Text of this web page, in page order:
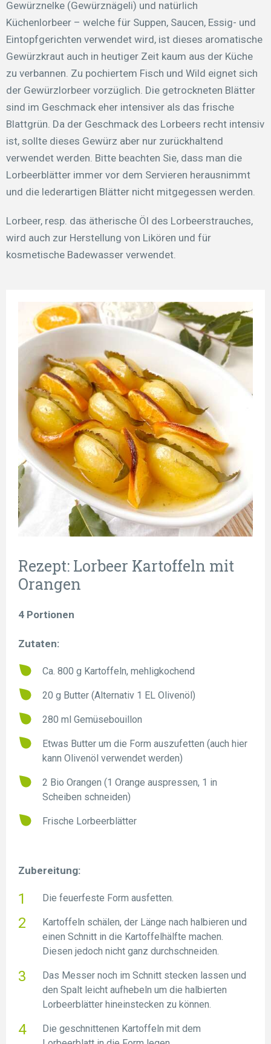
Gewürznelke (Gewürznägeli) und natürlich
Küchenlorbeer – welche für Suppen, Saucen, Essig- und
Eintopfgerichten verwendet wird, ist dieses aromatische
Gewürzkraut auch in heutiger Zeit kaum aus der Küche
zu verbannen. Zu pochiertem Fisch und Wild eignet sich
der Gewürzlorbeer vorzüglich. Die getrockneten Blätter
sind im Geschmack eher intensiver als das frische
Blattgrün. Da der Geschmack des Lorbeers recht intensiv
ist, sollte dieses Gewürz aber nur zurückhaltend
verwendet werden. Bitte beachten Sie, dass man die
Lorbeerblätter immer vor dem Servieren herausnimmt
und die lederartigen Blätter nicht mitgegessen werden.
Lorbeer, resp. das ätherische Öl des Lorbeerstrauches,
wird auch zur Herstellung von Likören und für
kosmetische Badewasser verwendet.
Rezept: Lorbeer Kartoffeln mit
Orangen
4 Portionen
Zutaten:
Ca. 800 g Kartoffeln, mehligkochend
20 g Butter (Alternativ 1 EL Olivenöl)
280 ml Gemüsebouillon
Etwas Butter um die Form auszufetten (auch hier
kann Olivenöl verwendet werden)
2 Bio Orangen (1 Orange auspressen, 1 in
Scheiben schneiden)
Frische Lorbeerblätter
Zubereitung:
Die feuerfeste Form ausfetten.
Kartoffeln schälen, der Länge nach halbieren und
einen Schnitt in die Kartoffelhälfte machen.
Diesen jedoch nicht ganz durchschneiden.
Das Messer noch im Schnitt stecken lassen und
den Spalt leicht aufhebeln um die halbierten
Lorbeerblätter hineinstecken zu können.
Die geschnittenen Kartoffeln mit dem